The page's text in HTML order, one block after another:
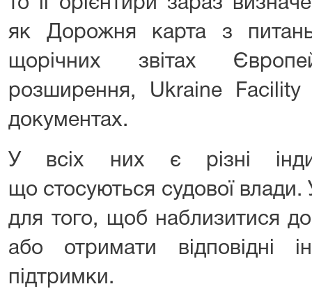
то її орієнтири зараз
як Дорожня карта з
щорічних звітах
розширення, Ukraine Facility
документах.
У всіх них є різні
що стосуються судової влади.
для того, щоб наблизитися
або отримати відповідні
підтримки.